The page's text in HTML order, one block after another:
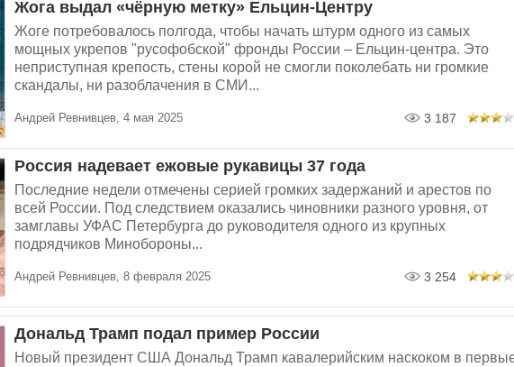
Жога выдал «чёрную метку» Ельцин-Центру
Жоге потребовалось полгода, чтобы начать штурм одного из самых
мощных укрепов "русофобской" фронды России – Ельцин-центра. Это
неприступная крепость, стены корой не смогли поколебать ни громкие
скандалы, ни разоблачения в СМИ...
Андрей Ревнивцев, 4 мая 2025 3 187
Россия надевает ежовые рукавицы 37 года
Последние недели отмечены серией громких задержаний и арестов по
всей России. Под следствием оказались чиновники разного уровня, от
замглавы УФАС Петербурга до руководителя одного из крупных
подрядчиков Минобороны...
Андрей Ревнивцев, 8 февраля 2025 3 254
Дональд Трамп подал пример России
Новый президент США Дональд Трамп кавалерийским наскоком в